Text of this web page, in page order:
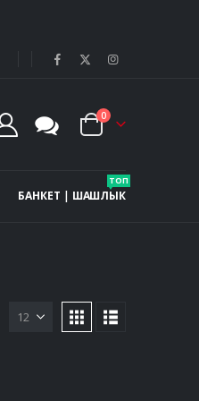
0
БАНКЕТ | ШАШЛЫК
ТОП